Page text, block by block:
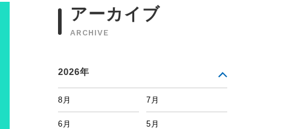
アーカイブ
ARCHIVE
2026年
8月 7月
6月 5月